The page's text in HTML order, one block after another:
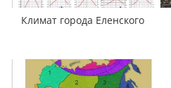
Климат города Еленского